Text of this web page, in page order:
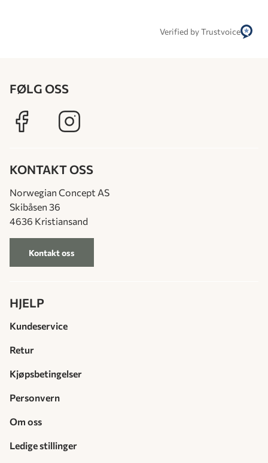
Verified by Trustvoice
FØLG OSS
KONTAKT OSS
Norwegian Concept AS
Skibåsen 36
4636 Kristiansand
Kontakt oss
HJELP
Kundeservice
Retur
Kjøpsbetingelser
Personvern
Om oss
Ledige stillinger